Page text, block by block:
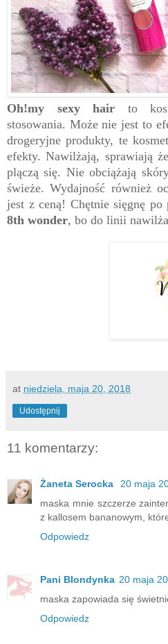
Oh!my sexy hair to
stosowania. Może nie jest to
drogeryjne produkty, te
efekty. Nawilżają, sprawiają
plączą się. Nie obciążają
świeże. Wydajność również
jest z ceną! Chętnie sięgnę po
8th wonder, bo do linii
at niedziela, maja 20, 2018
Udostępnij
11 komentarzy:
Żaneta Serocka
20 maja
maska mnie szczerze
z kallosem bananowym,
Odpowiedz
Pani Blondynka 20 maja
maska zapowiada się
Odpowiedz